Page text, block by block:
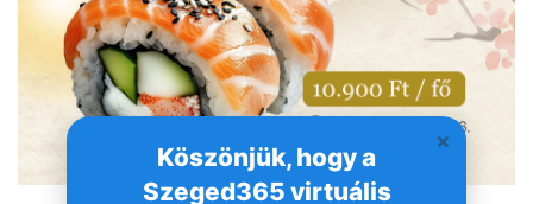
Köszönjük, hogy a
Szeged365 virtuális